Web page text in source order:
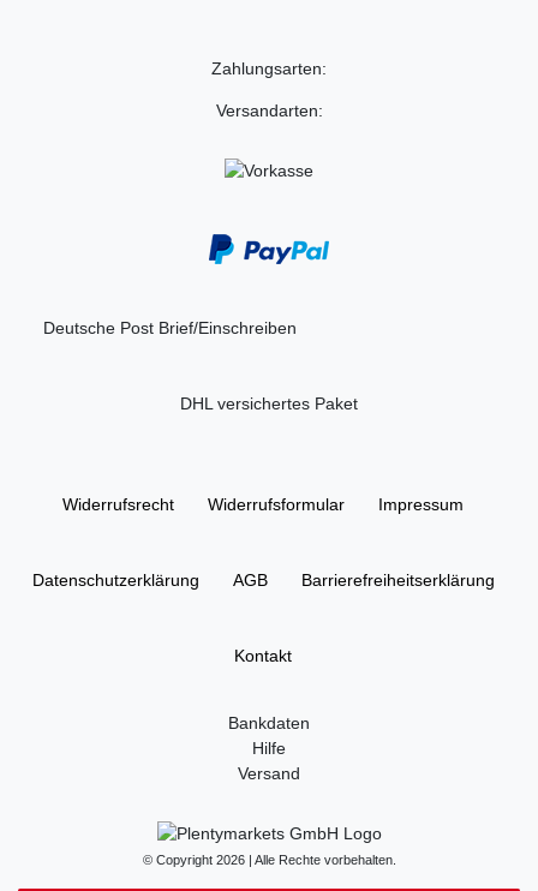
Zahlungsarten:
Versandarten:
Deutsche Post Brief/Einschreiben
DHL versichertes Paket
Widerrufs­recht Widerrufs­formular Impressum
Daten­schutz­erklärung AGB Barrierefreiheitserklärung
Kontakt
Bankdaten
Hilfe
Versand
© Copyright 2026 | Alle Rechte vorbehalten.